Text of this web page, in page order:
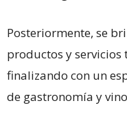
Posteriormente, se
productos y
finalizando con un
de gastronomía y